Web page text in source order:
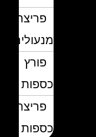
פריצת
מנעולים
פורץ
כספות
פריצת
כספות